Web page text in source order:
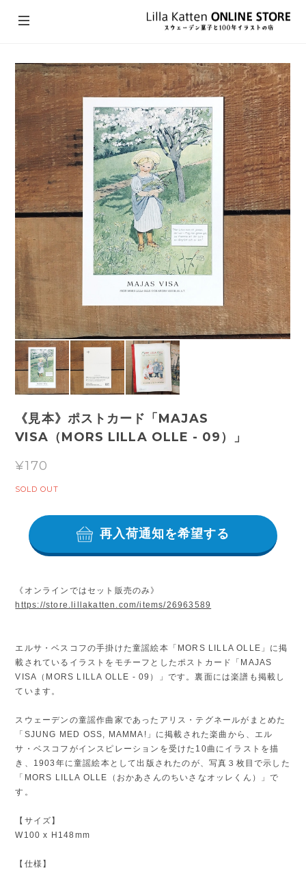
《見本》ポストカード「MAJAS
VISA（MORS LILLA OLLE - 09）」
¥170
SOLD OUT
再入荷通知を希望する
《オンラインではセット販売のみ》
https://store.lillakatten.com/items/26963589
エルサ・ベスコフの手掛けた童謡絵本「MORS LILLA OLLE」に掲
載されているイラストをモチーフとしたポストカード「MAJAS
VISA（MORS LILLA OLLE - 09）」です。裏面には楽譜も掲載し
ています。
スウェーデンの童謡作曲家であったアリス・テグネールがまとめた
「SJUNG MED OSS, MAMMA!」に掲載された楽曲から、エル
サ・ベスコフがインスピレーションを受けた10曲にイラストを描
き、1903年に童謡絵本として出版されたのが、写真３枚目で示した
「MORS LILLA OLLE（おかあさんのちいさなオッレくん）」で
す。
【サイズ】
W100 x H148mm
【仕様】